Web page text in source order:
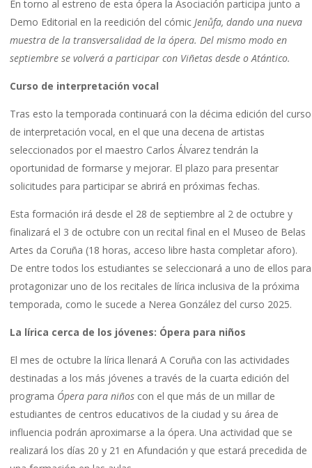
En torno al estreno de esta ópera la Asociación participa junto a
Demo Editorial en la reedición del cómic Jenůfa, dando una nueva
muestra de la transversalidad de la ópera. Del mismo modo en
septiembre se volverá a participar con Viñetas desde o Atántico.
Curso de interpretación vocal
Tras esto la temporada continuará con la décima edición del curso
de interpretación vocal, en el que una decena de artistas
seleccionados por el maestro Carlos Álvarez tendrán la
oportunidad de formarse y mejorar. El plazo para presentar
solicitudes para participar se abrirá en próximas fechas.
Esta formación irá desde el 28 de septiembre al 2 de octubre y
finalizará el 3 de octubre con un recital final en el Museo de Belas
Artes da Coruña (18 horas, acceso libre hasta completar aforo).
De entre todos los estudiantes se seleccionará a uno de ellos para
protagonizar uno de los recitales de lírica inclusiva de la próxima
temporada, como le sucede a Nerea González del curso 2025.
La lírica cerca de los jóvenes: Ópera para niños
El mes de octubre la lírica llenará A Coruña con las actividades
destinadas a los más jóvenes a través de la cuarta edición del
programa Ópera para niños con el que más de un millar de
estudiantes de centros educativos de la ciudad y su área de
influencia podrán aproximarse a la ópera. Una actividad que se
realizará los días 20 y 21 en Afundación y que estará precedida de